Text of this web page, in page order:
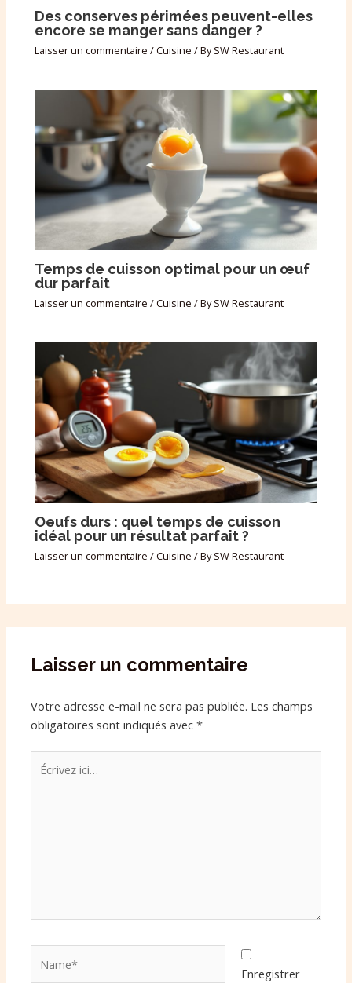
Des conserves périmées peuvent-elles
encore se manger sans danger ?
Laisser un commentaire /Cuisine / BySW Restaurant
Temps de cuisson optimal pour un œuf
dur parfait
Laisser un commentaire /Cuisine / BySW Restaurant
Oeufs durs : quel temps de cuisson
idéal pour un résultat parfait ?
Laisser un commentaire /Cuisine / BySW Restaurant
Laisser un commentaire
Votre adresse e-mail ne sera pas publiée. Les champs
obligatoires sont indiqués avec*
Écrivez
ici…
Enregistrer